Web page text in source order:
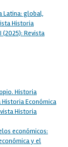
Latina: global,
Historia
(2025): Revista
Historia
Historia Económica
Historia
económicos:
y el